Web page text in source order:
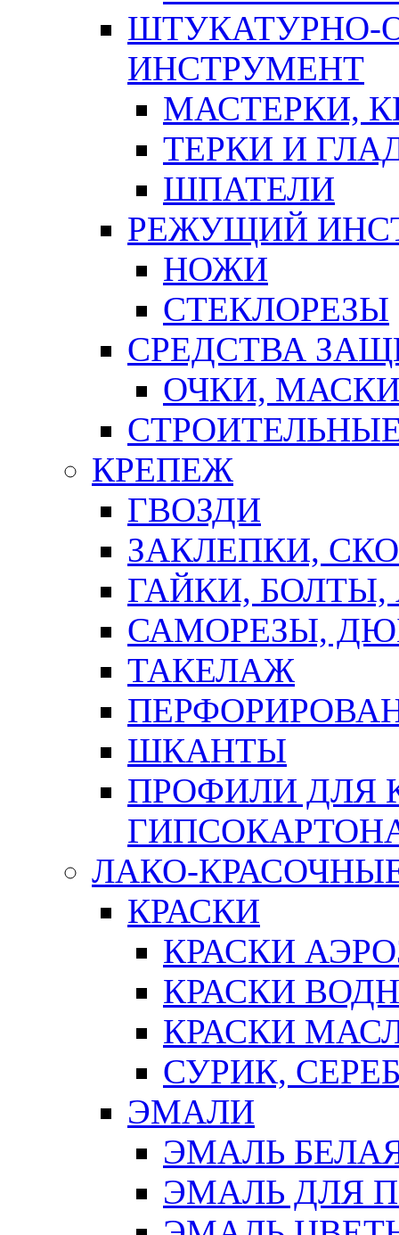
ШТУКАТУРНО-
ИНСТРУМЕНТ
МАСТЕРКИ,
ТЕРКИ И
ШПАТЕЛИ
РЕЖУЩИЙ
НОЖИ
СТЕКЛОРЕЗЫ
СРЕДСТВА
ОЧКИ,
КРЕПЕЖ
ГВОЗДИ
ЗАКЛЕПКИ,
ГАЙКИ,
САМОРЕЗЫ,
ТАКЕЛАЖ
ШКАНТЫ
ПРОФИЛИ ДЛЯ
ЛАКО-
КРАСКИ
КРАСКИ
КРАСКИ
КРАСКИ
СУРИК,
ЭМАЛИ
ЭМАЛЬ
ЭМАЛЬ ДЛЯ